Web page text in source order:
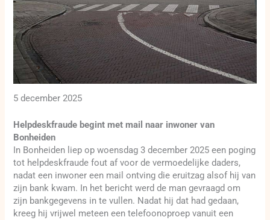
5 december 2025
Helpdeskfraude begint met mail naar inwoner van
Bonheiden
In Bonheiden liep op woensdag 3 december 2025 een poging
tot helpdeskfraude fout af voor de vermoedelijke daders,
nadat een inwoner een mail ontving die eruitzag alsof hij van
zijn bank kwam. In het bericht werd de man gevraagd om
zijn bankgegevens in te vullen. Nadat hij dat had gedaan,
kreeg hij vrijwel meteen een telefoonoproep vanuit een